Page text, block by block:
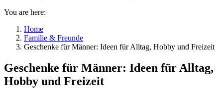
You are here:
Home
Familie & Freunde
Geschenke für Männer: Ideen für Alltag, Hobby und Freizeit
Geschenke für Männer: Ideen für Alltag,
Hobby und Freizeit